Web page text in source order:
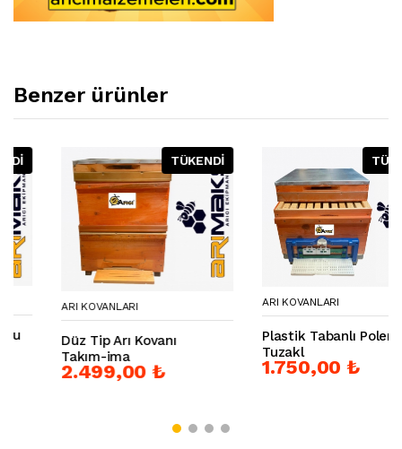
Benzer ürünler
TÜKENDİ
ARI KOVANLARI
Düz Tip Arı Kovanı
Takım-ima
2.499,00 ₺
TÜKENDİ
ARI KOVANLARI
Plastik Tabanlı Polen
1.750,00 ₺